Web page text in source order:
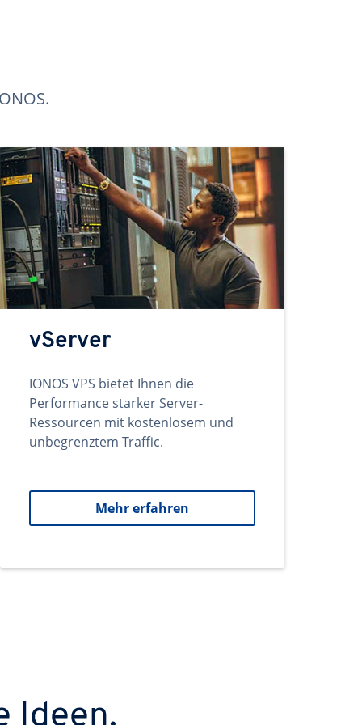
vServer
IONOS VPS bietet Ihnen die
Performance starker Server-
Ressourcen mit kostenlosem und
unbegrenztem Traffic.
Mehr erfahren
Ideen.